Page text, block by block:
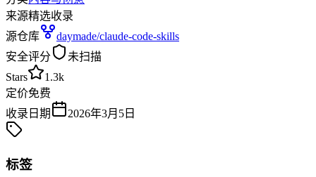
来源精选收录
源仓库
daymade/claude-code-skills
安全评分
未扫描
Stars
1.3k
定价免费
收录日期
2026年3月5日
标签